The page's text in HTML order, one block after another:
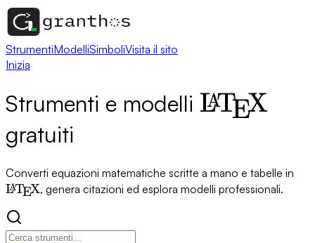
StrumentiModelliSimboliVisita il sito
Inizia
Strumenti e modelli \LaTeX
L
ATEX
gratuiti
Converti equazioni matematiche scritte a mano e tabelle in
LATEX, genera citazioni ed esplora modelli professionali.